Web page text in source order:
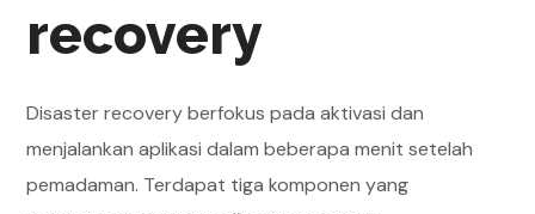
recovery
Disaster recovery berfokus pada aktivasi dan
menjalankan aplikasi dalam beberapa menit setelah
pemadaman. Terdapat tiga komponen yang